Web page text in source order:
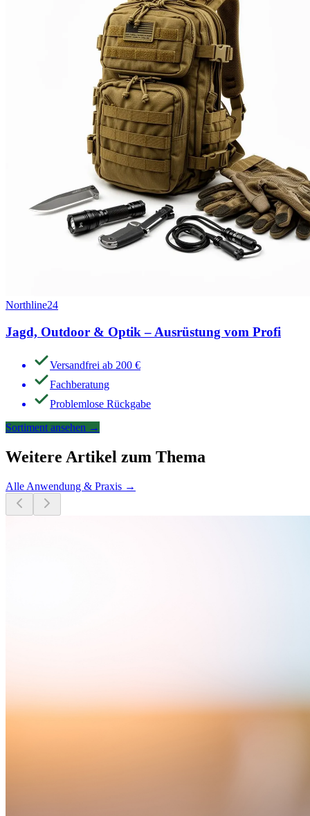
Northline24
Jagd, Outdoor & Optik – Ausrüstung vom Profi
Versandfrei ab 200 €
Fachberatung
Problemlose Rückgabe
Sortiment ansehen →
Weitere Artikel zum Thema
Alle Anwendung & Praxis →